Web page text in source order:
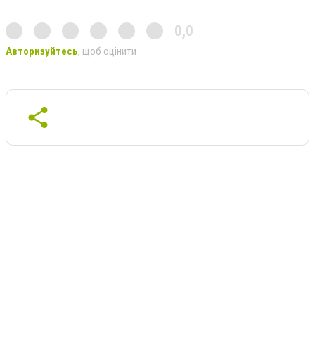
0,0
Авторизуйтесь, щоб оцінити